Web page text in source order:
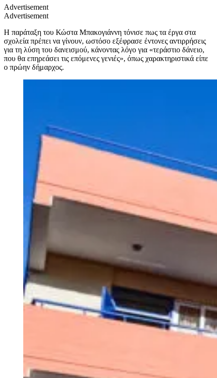
Advertisement
Advertisement
Η παράταξη του Κώστα Μπακογιάννη τόνισε πως τα έργα στα
σχολεία πρέπει να γίνουν, ωστόσο εξέφρασε έντονες αντιρρήσεις
για τη λύση του δανεισμού, κάνοντας λόγο για «τεράστιο δάνειο,
που θα επηρεάσει τις επόμενες γενιές», όπως χαρακτηριστικά είπε
ο πρώην δήμαρχος.